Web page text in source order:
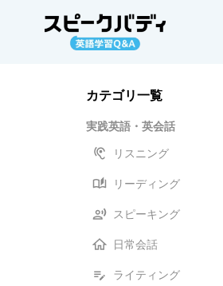
カテゴリ一覧
実践英語・英会話
リスニング
リーディング
スピーキング
日常会話
ライティング